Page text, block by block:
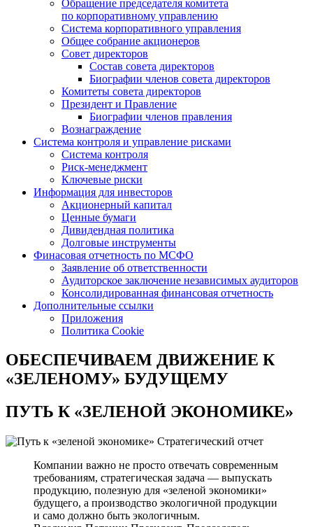
Обращение председателя комитета
по корпоративному управлению
Система корпоративного управления
Общее собрание акционеров
Совет директоров
Состав совета директоров
Биографии членов совета директоров
Комитеты совета директоров
Президент и Правление
Биографии членов правления
Вознаграждение
Система контроля и управление рисками
Система контроля
Риск-менеджмент
Ключевые риски
Информация для инвесторов
Акционерный капитал
Ценные бумаги
Дивидендная политика
Долговые инструменты
Финасовая отчетность по МСФО
Заявление об ответственности
Аудиторское заключение независимых аудиторов
Консолидированная финансовая отчетность
Дополнительные ссылки
Приложения
Политика Cookie
ОБЕСПЕЧИВАЕМ ДВИЖЕНИЕ К
«ЗЕЛЕНОМУ» БУДУЩЕМУ
ПУТЬ К«ЗЕЛЕНОЙ ЭКОНОМИКЕ»
Стратегический отчет
Компании важно не просто отвечать современным
требованиям, стратегическая задача — выпускать
продукцию, полезную для «зеленой экономики»
будущего, а производство экологичной продукции
и само должно быть экологичным.